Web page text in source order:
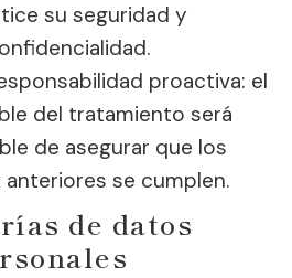
su seguridad y
proactiva: el
del tratamiento será
de asegurar que los
se cumplen.
de datos